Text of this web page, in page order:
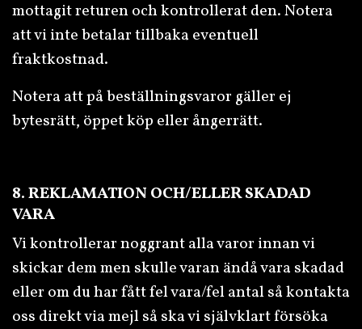
mottagit returen och kontrollerat den. Notera
att vi inte betalar tillbaka eventuell
fraktkostnad.
Notera att på beställningsvaror gäller ej
bytesrätt, öppet köp eller ångerrätt.
8. REKLAMATION OCH/ELLER SKADAD
VARA
Vi kontrollerar noggrant alla varor innan vi
skickar dem men skulle varan ändå vara skadad
eller om du har fått fel vara/fel antal så kontakta
oss direkt via mejl så ska vi självklart försöka